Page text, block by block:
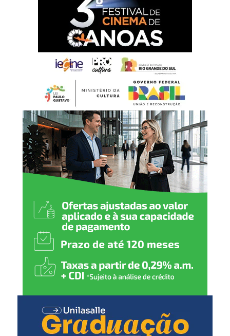
“Desenvolvemos um
trabalho contínuo ao longo
da semana com as atletas
que atualmente integram a
elite esportiva e competem
em nível estadual. É uma
grande satisfação sediar
este campeonato e
consolidar Canoas como
uma verdadeira referência
no esporte”, destaca o
secretário municipal de
Esporte e Lazer, Luciano de
Oliveira.